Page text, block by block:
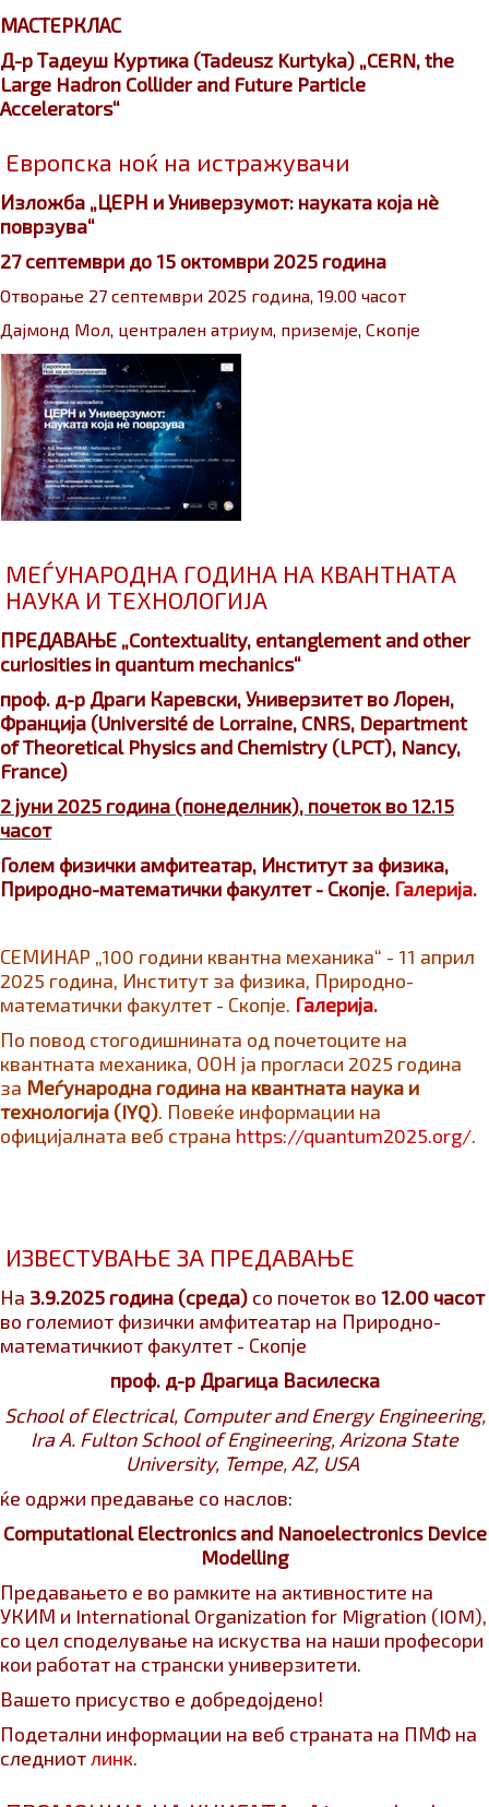
МАСТЕРКЛАС
Д-р Тадеуш Куртика (Tadeusz Kurtyka) „CERN, the
Large Hadron Collider and Future Particle
Accelerators“
Европска ноќ на истражувачи
Изложба „ЦЕРН и Универзумот: науката која нѐ
поврзува“
27 септември до 15 октомври 2025 година
Отворање 27 септември 2025 година, 19.00 часот
Дајмонд Мол, централен атриум, приземје, Скопје
МЕЃУНАРОДНА ГОДИНА НА КВАНТНАТА
НАУКА И ТЕХНОЛОГИЈА
ПРЕДАВАЊЕ „Contextuality, entanglement and other
curiosities in quantum mechanics“
проф. д-р Драги Каревски, Универзитет во Лорен,
Франција (Université de Lorraine, CNRS, Department
of Theoretical Physics and Chemistry (LPCT), Nancy,
France)
2 јуни 2025 година (понеделник), почеток во 12.15
часот
Голем физички амфитеатар, Институт за физика,
Природно-математички факултет - Скопје. Галерија.
СЕМИНАР „100 години квантна механика“ - 11 април
2025 година, Институт за физика, Природно-
математички факултет - Скопје. Галерија.
По повод стогодишнината од почетоците на
квантната механика, ООН ја прогласи 2025 година
за Меѓународна година на квантната наука и
технологија (IYQ). Повеќе информации на
официјалната веб страна https://quantum2025.org/.
ИЗВЕСТУВАЊЕ ЗА ПРЕДАВАЊЕ
На 3.9.2025 година (среда) со почеток во 12.00 часот
во големиот физички амфитеатар на Природно-
математичкиот факултет - Скопје
проф. д-р Драгица Василеска
School of Electrical, Computer and Energy Engineering,
Ira A. Fulton School of Engineering, Arizona State
University, Tempe, AZ, USA
ќе одржи предавање со наслов:
Computational Electronics and Nanoelectronics Device
Modelling
Предавањето е во рамките на активностите на
УКИМ и International Organization for Migration (IOM),
со цел споделување на искуства на наши професори
кои работат на странски универзитети.
Вашето присуство е добредојдено!
Подетални информации на веб страната на ПМФ на
следниотлинк.